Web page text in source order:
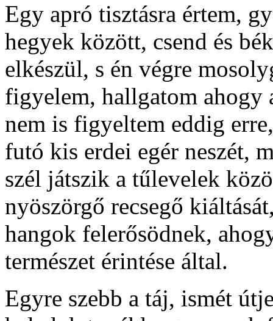
Egy apró tisztásra értem,
hegyek között, csend és
elkészül, s én végre
figyelem, hallgatom ahogy
nem is figyeltem eddig
futó kis erdei egér neszét,
szél játszik a tűlevelek
nyöszörgő recsegő
hangok felerősödnek,
természet érintése által.
Egyre szebb a táj, ismét